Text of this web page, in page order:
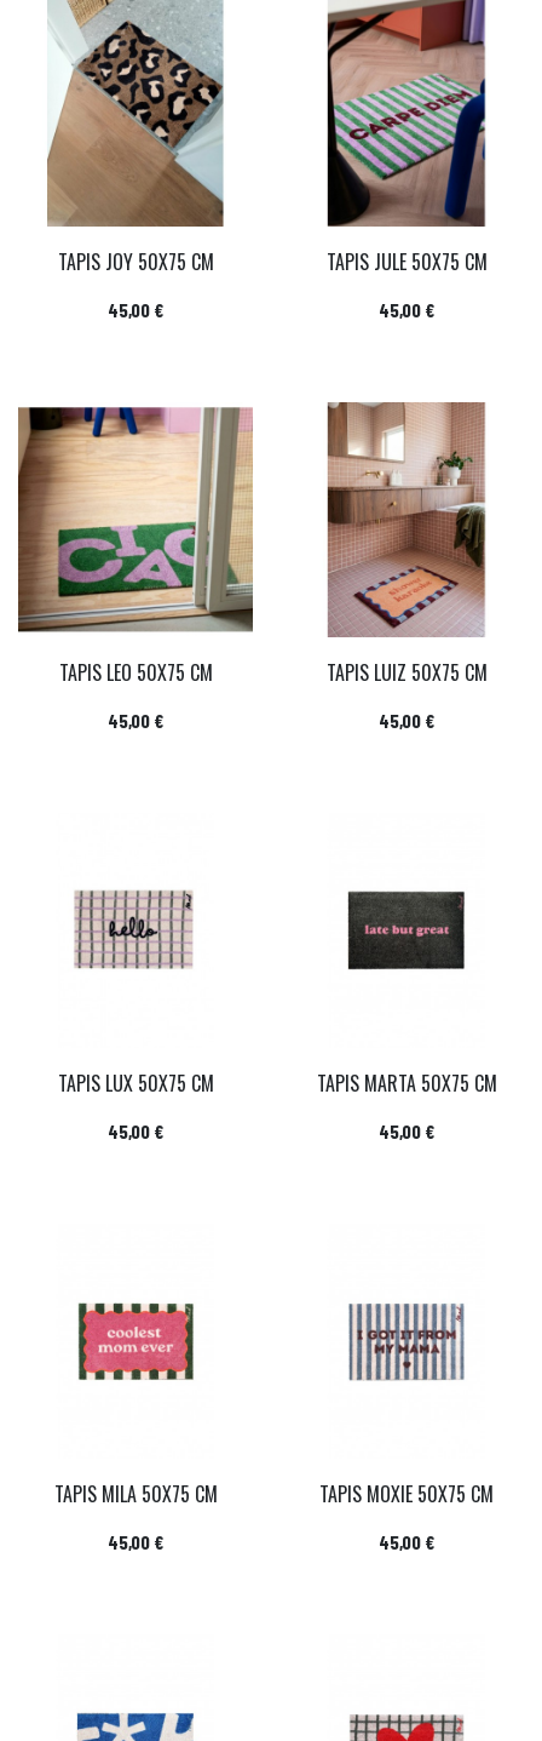
TAPIS JOY 50X75 CM
Prix
45,00 €
TAPIS JULE 50X75 CM
Prix
45,00 €
TAPIS LEO 50X75 CM
Prix
45,00 €
TAPIS LUIZ 50X75 CM
Prix
45,00 €
TAPIS LUX 50X75 CM
Prix
45,00 €
TAPIS MARTA 50X75 CM
Prix
45,00 €
TAPIS MILA 50X75 CM
Prix
45,00 €
TAPIS MOXIE 50X75 CM
Prix
45,00 €